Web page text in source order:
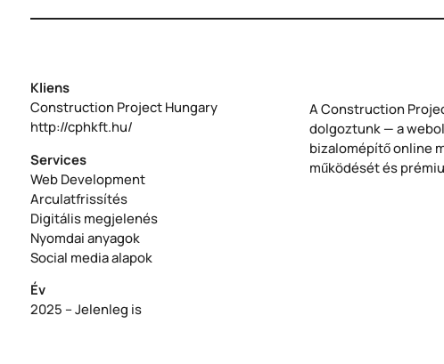
Kliens
Construction Project Hungary
http://cphkft.hu/
Services
Web Development
Arculatfrissítés
Digitális megjelenés
Nyomdai anyagok
Social media alapok
Év
2025 – Jelenleg is
A Construction
dolgoztunk — a
bizalomépítő online
működését és